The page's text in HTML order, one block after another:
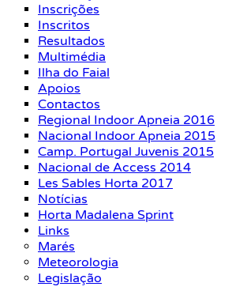
Inscrições
Inscritos
Resultados
Multimédia
Ilha do Faial
Apoios
Contactos
Regional Indoor Apneia 2016
Nacional Indoor Apneia 2015
Camp. Portugal Juvenis 2015
Nacional de Access 2014
Les Sables Horta 2017
Notícias
Horta Madalena Sprint
Links
Marés
Meteorologia
Legislação